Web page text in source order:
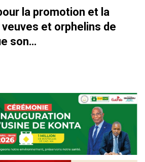
la promotion et la
et orphelins de
son…